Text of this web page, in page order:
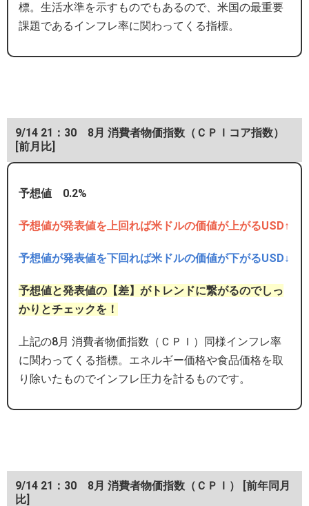
標。生活水準を示すものでもあるので、米国の最重要
課題であるインフレ率に関わってくる指標。
9/14 21：30 8月 消費者物価指数（ＣＰＩコア指数）
[前月比]
予想値 0.2%
予想値が発表値を上回れば米ドルの価値が上がるUSD↑
予想値が発表値を下回れば米ドルの価値が下がるUSD↓
予想値と発表値の【差】がトレンドに繋がるのでしっ
かりとチェックを！
上記の8月 消費者物価指数（ＣＰＩ）同様インフレ率
に関わってくる指標。エネルギー価格や食品価格を取
り除いたものでインフレ圧力を計るものです。
9/14 21：30 8月 消費者物価指数（ＣＰＩ） [前年同月
比]